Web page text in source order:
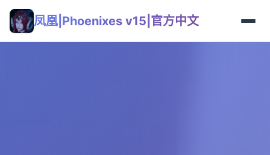
凤凰|Phoenixes v15|官方中文